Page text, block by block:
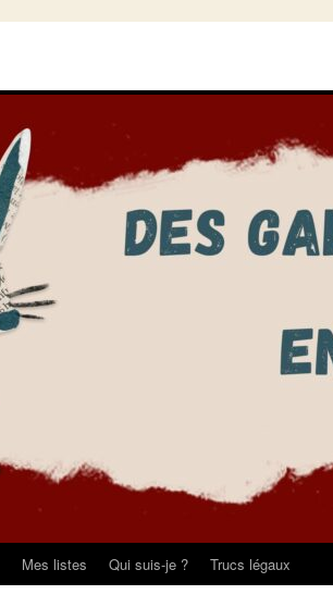
Mes listes Qui suis-je ? Trucs légaux